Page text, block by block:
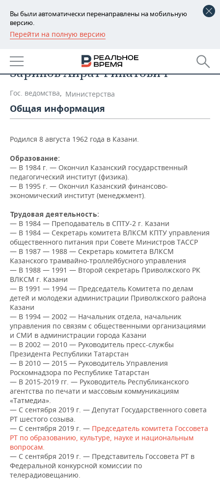
Вы были автоматически перенаправлены на мобильную
версию.
Перейти на полную версию
РЕГИОНЫ
БАШКОРТОСТАН
ТАТАРСТАН
УДМУРТИЯ
НОВОСТИ
АНАЛИТИКА
НОВОСТИ АНАЛИТИКИ
ВУЗЫ ТАТАРСТАНА
КОМУ ПРИНАДЛЕЖАТ
ТОРГОВЫЕ ЦЕНТРЫ
ЭКОНОМИКА
БАНКИ
БЮДЖЕТ
ИНВЕСТИЦИИ
ПРОМЫШЛЕННОСТИ
АГРОПРОМ
МАШИНОСТРОЕНИЕ
НЕФТЕХИМИЯ
НЕФТЬ
ОПК
ЭНЕРГЕТИКА
НОВОСТИ НЕДВИЖИМОСТИ
АВТО
НОВОСТИ АВТО
БИЗНЕС
НОВОСТИ БИЗНЕСА
РОЗНИЧНАЯ ТОРГОВЛЯ
ТРАНСПОРТ
УСЛУГИ
ТЕХНОЛОГИИ
НОВОСТИ ТЕХНОЛОГИЙ
IT
МЕДИА
ТЕЛЕКОММУНИКАЦИИ
МЕРОПРИЯТИЯ
НОВОСТИ МЕРОПРИЯТИЙ
ВЫЕЗДНАЯ РЕДАКЦИЯ
БИЗНЕС-БРАНЧИ
ONLINE-КОНФЕРЕНЦИИ
ОТКРЫТАЯ ЛЕКЦИЯ
СПОРТ
НОВОСТИ СПОРТА
ФУТБОЛ
ХОККЕЙ
БАСКЕТБОЛ
ВОЛЕЙБОЛ
КИБЕРСПОРТ
ФИГУРНОЕ КАТАНИЕ
ВОДНЫЕ ВИДЫ СПОРТА
ХОККЕЙ С МЯЧОМ
ОБЩЕСТВО
НОВОСТИ ОБЩЕСТВА
ВЛАСТЬ
ИНФРАСТРУКТУРА
ИСТОРИЯ
КУЛЬТУРА
МЕДИЦИНА
ОБРАЗОВАНИЕ
ПРОИСШЕСТВИЯ
ФОТОГАЛЕРЕЯ
СЮЖЕТЫ
СПРАВОЧНИК
СПИСОК ПЕРСОН
СПИСОК КОМПАНИЙ
ПОЛНАЯ ВЕРСИЯ
Зарипов Айрат Ринатович
Гос. ведомства, Министерства
Общая информация
Родился 8 августа 1962 года в Казани.
Образование:
— В 1984 г. — Окончил Казанский государственный
педагогический институт (физика).
— В 1995 г. — Окончил Казанский финансово-
экономический институт (менеджмент).
Трудовая деятельность:
— В 1984 — Преподаватель в СПТУ-2 г. Казани
— В 1984 — Секретарь комитета ВЛКСМ КПТУ управления
общественного питания при Совете Министров ТАССР
— В 1987 — 1988 — Секретарь комитета ВЛКСМ
Казанского трамвайно-троллейбусного управления
— В 1988 — 1991 — Второй секретарь Приволжского РК
ВЛКСМ г. Казани
— В 1991 — 1994 — Председатель Комитета по делам
детей и молодежи администрации Приволжского района
Казани
— В 1994 — 2002 — Начальник отдела, начальник
управления по связям с общественными организациями
и СМИ в администрации города Казани
— В 2002 — 2010 — Руководитель пресс-службы
Президента Республики Татарстан
— В 2010 — 2015 — Руководитель Управления
Роскомнадзора по Республике Татарстан
— В 2015-2019 гг. — Руководитель Республиканского
агентства по печати и массовым коммуникациям
«Татмедиа».
— С сентября 2019 г. — Депутат Государственного совета
РТ шестого созыва.
— С сентября 2019 г. — Председатель комитета Госсовета
РТ по образованию, культуре, науке и национальным
вопросам.
— С сентября 2019 г. — Представитель Госсовета РТ в
Федеральной конкурсной комиссии по
телерадиовещанию.